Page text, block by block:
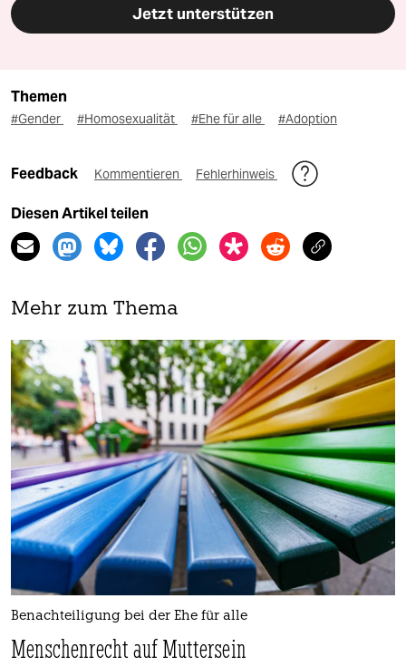
Jetzt unterstützen
Themen
#Gender #Homosexualität #Ehe für alle #Adoption
Feedback Kommentieren Fehlerhinweis
Diesen Artikel teilen
Mehr zum Thema
Benachteiligung bei der Ehe für alle
Menschenrecht auf Muttersein